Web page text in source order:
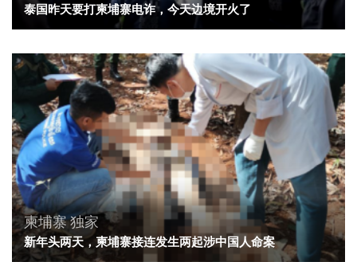
泰国昨天要打柬埔寨电诈，今天边境开火了
柬埔寨独家
新年头两天，柬埔寨接连发生两起涉中国人命案